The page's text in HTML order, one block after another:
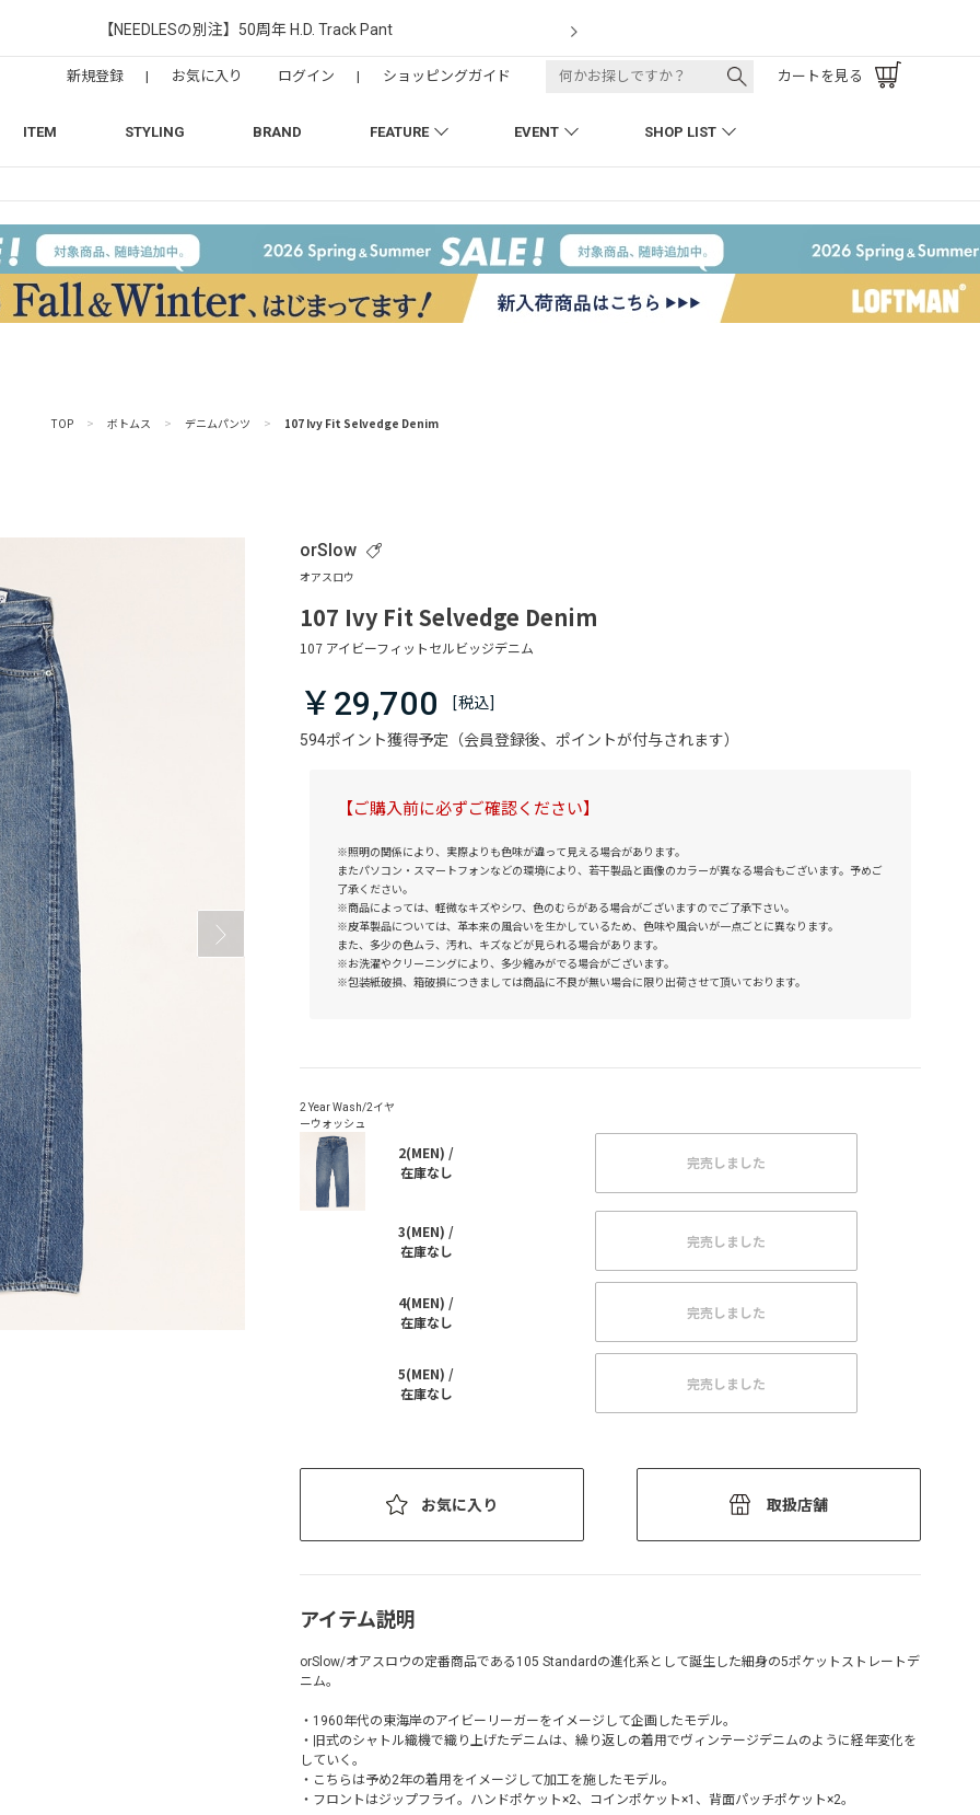
【NEEDLESの別注】50周年 H.D. Track Pant
ITEM STYLING BRAND FEATURE EVENT SHOP LIST
新規登録 | お気に入り ログイン | ショッピングガイド カートを見る
TOP > ボトムス > デニムパンツ > 107 Ivy Fit Selvedge Denim
orSlow
107 Ivy Fit Selvedge Denim
594ポイント獲得予定（会員登録後、ポイントが付与されます）
￥29,700
【ご購入前に必ずご確認ください】
※照明の関係により、実際よりも色味が違って見える場合があります。
またパソコン・スマートフォンなどの環境により、若干製品と画像のカラーが異なる場合もございます。予めご
了承ください。
※商品によっては、軽微なキズやシワ、色のむらがある場合がございますのでご了承下さい。
※皮革製品については、革本来の風合いを生かしているため、色味や風合いが一点ごとに異なります。
また、多少の色ムラ、汚れ、キズなどが見られる場合があります。
※お洗濯やクリーニングにより、多少縮みがでる場合がございます。
※包装紙破損、箱破損につきましては商品に不良が無い場合に限り出荷させて頂いております。
2(MEN) /
在庫なし
完売しました
3(MEN) /
在庫なし
完売しました
4(MEN) /
在庫なし
完売しました
5(MEN) /
在庫なし
完売しました
お気に入り 取扱店舗
アイテム説明
orSlow/オアスロウの定番商品である105 Standardの進化系として誕生した細身の5ポケットストレートデ
ニム。
・1960年代の東海岸のアイビーリーガーをイメージして企画したモデル。
・旧式のシャトル織機で織り上げたデニムは、繰り返しの着用でヴィンテージデニムのように経年変化を
していく。
・こちらは予め2年の着用をイメージして加工を施したモデル。
・フロントはジップフライ。ハンドポケット×2、コインポケット×1、背面パッチポケット×2。